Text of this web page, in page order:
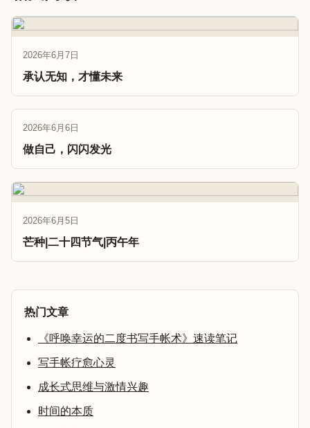
2026年6月7日
承认无知，才懂未来
2026年6月6日
做自己，闪闪发光
2026年6月5日
芒种|二十四节气|丙午年
热门文章
《呼唤幸运的二度书写手帐术》速读笔记
写手帐疗愈心灵
成长式思维与激情兴趣
时间的本质